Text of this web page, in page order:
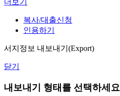
더보기
복사/대출신청
인용하기
서지정보 내보내기(Export)
닫기
내보내기 형태를 선택하세요